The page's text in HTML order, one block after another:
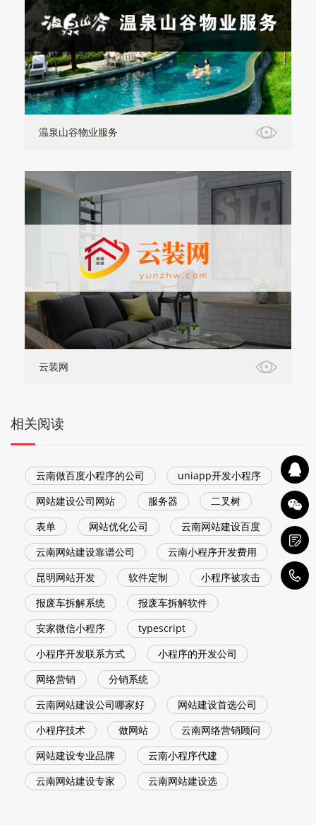
温泉山谷物业服务
云装网
相关阅读
云南做百度小程序的公司
uniapp开发小程序
网站建设公司网站
服务器
二叉树
表单
网站优化公司
云南网站建设百度
云南网站建设靠谱公司
云南小程序开发费用
昆明网站开发
软件定制
小程序被攻击
报废车拆解系统
报废车拆解软件
安家微信小程序
typescript
小程序开发联系方式
小程序的开发公司
网络营销
分销系统
云南网站建设公司哪家好
网站建设首选公司
小程序技术
做网站
云南网络营销顾问
网站建设专业品牌
云南小程序代建
云南网站建设专家
云南网站建设选